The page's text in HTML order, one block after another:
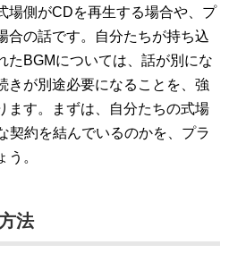
場側がCDを再生する場合や、プ
合の話です。自分たちが持ち込
たBGMについては、話が別にな
きが別途必要になることを、強
ます。まずは、自分たちの式場
契約を結んでいるのかを、プラ
。
法